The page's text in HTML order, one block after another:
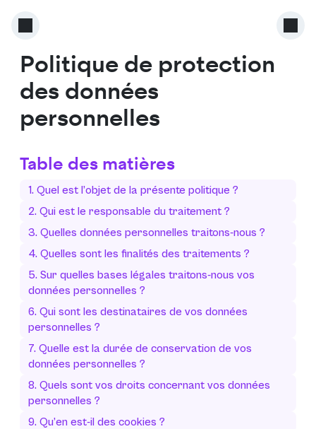
Politique de protection
des données
personnelles
Table des matières
1. Quel est l’objet de la présente politique ?
2. Qui est le responsable du traitement ?
3. Quelles données personnelles traitons-nous ?
4. Quelles sont les finalités des traitements ?
5. Sur quelles bases légales traitons-nous vos
données personnelles ?
6. Qui sont les destinataires de vos données
personnelles ?
7. Quelle est la durée de conservation de vos
données personnelles ?
8. Quels sont vos droits concernant vos données
personnelles ?
9. Qu’en est-il des cookies ?